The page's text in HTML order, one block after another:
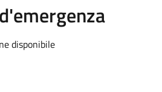
disponibile